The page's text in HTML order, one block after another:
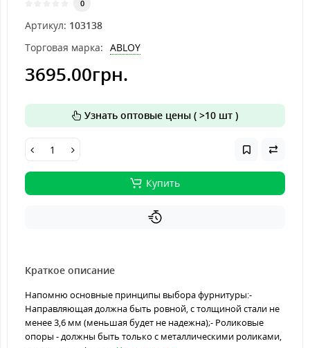
0
Артикул: 103138
Торговая марка: ABLOY
3695.00грн.
Узнать оптовые цены ( >10 шт )
Купить
Краткое описание
Напомню основные принципы выбора фурнитуры:-
Направляющая должна быть ровной, с толщиной стали не
менее 3,6 мм (меньшая будет не надежна);- Роликовые
опоры - должны быть только с металлическими роликами,